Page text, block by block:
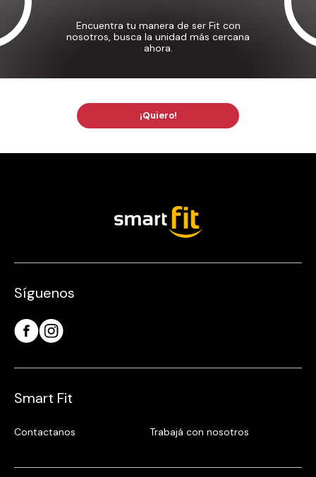
Encuentra tu manera de ser Fit con
nosotros, busca la unidad más cercana
ahora.
¡Quiero!
Síguenos
Smart Fit
Contactanos Trabajá con nosotros